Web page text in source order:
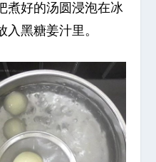
煮好的汤圆浸泡在冰
黑糖姜汁里。